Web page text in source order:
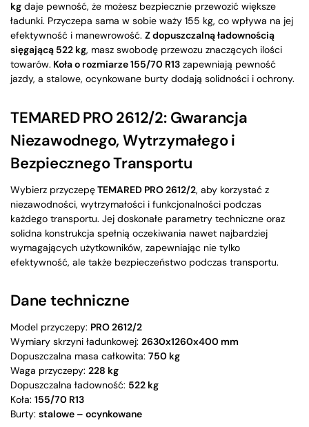
kg daje pewność, że możesz bezpiecznie przewozić większe
ładunki. Przyczepa sama w sobie waży 155 kg, co wpływa na jej
efektywność i manewrowość. Z dopuszczalną ładownością
sięgającą 522 kg, masz swobodę przewozu znaczących ilości
towarów. Koła o rozmiarze 155/70 R13 zapewniają pewność
jazdy, a stalowe, ocynkowane burty dodają solidności i ochrony.
TEMARED PRO 2612/2: Gwarancja
Niezawodnego, Wytrzymałego i
Bezpiecznego Transportu
Wybierz przyczepęTEMARED PRO 2612/2, aby korzystać z
niezawodności, wytrzymałości i funkcjonalności podczas
każdego transportu. Jej doskonałe parametry techniczne oraz
solidna konstrukcja spełnią oczekiwania nawet najbardziej
wymagających użytkowników, zapewniając nie tylko
efektywność, ale także bezpieczeństwo podczas transportu.
Dane techniczne
Model przyczepy: PRO 2612/2
Wymiary skrzyni ładunkowej: 2630x1260x400 mm
Dopuszczalna masa całkowita: 750 kg
Waga przyczepy: 228 kg
Dopuszczalna ładowność: 522 kg
Koła: 155/70 R13
Burty: stalowe – ocynkowane